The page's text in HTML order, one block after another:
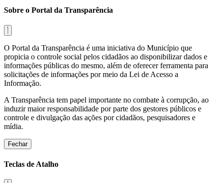
Sobre o Portal da Transparência
O Portal da Transparência é uma iniciativa do Município que
propicia o controle social pelos cidadãos ao disponibilizar dados e
informações públicas do mesmo, além de oferecer ferramenta para
solicitações de informações por meio da Lei de Acesso a
Informação.
A Transparência tem papel importante no combate à corrupção, ao
induzir maior responsabilidade por parte dos gestores públicos e
controle e divulgação das ações por cidadãos, pesquisadores e
mídia.
Fechar
Teclas de Atalho